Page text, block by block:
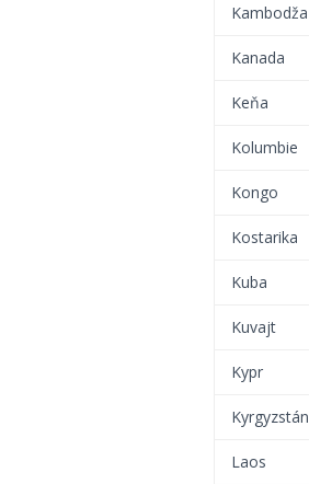
Kambodža
Kanada
Keňa
Kolumbie
Kongo
Kostarika
Kuba
Kuvajt
Kypr
Kyrgyzstán
Laos